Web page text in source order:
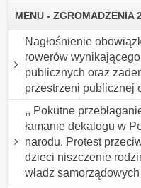
MENU - ZGROMADZENIA
Nagłośnienie
rowerów
publicznych oraz
przestrzeni publicznej
,, Pokutne
łamanie dekalogu w
narodu. Protest
dzieci niszczenie
władz